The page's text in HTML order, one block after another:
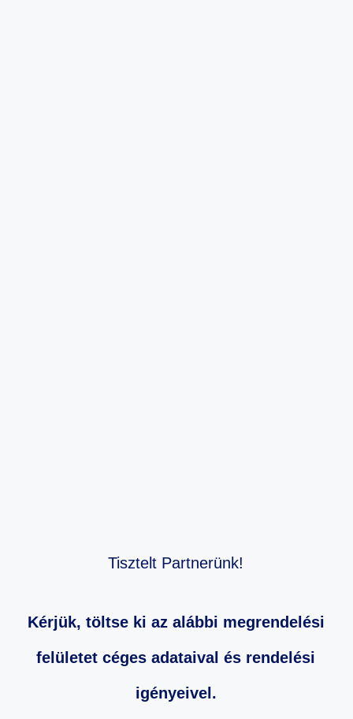
Tisztelt Partnerünk!
Kérjük, töltse ki az alábbi megrendelési
felületet céges adataival és rendelési
igényeivel.